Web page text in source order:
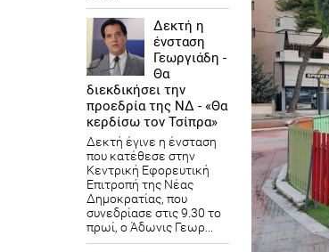
Δεκτή η
ένσταση
Γεωργιάδη -
Θα
διεκδικήσει την
προεδρία της ΝΔ - «Θα
κερδίσω τον Τσίπρα»
Δεκτή έγινε η ένσταση
που κατέθεσε στην
Κεντρική Εφορευτική
Επιτροπή της Νέας
Δημοκρατίας, που
συνεδρίασε στις 9.30 το
πρωί, ο Άδωνις Γεωρ...